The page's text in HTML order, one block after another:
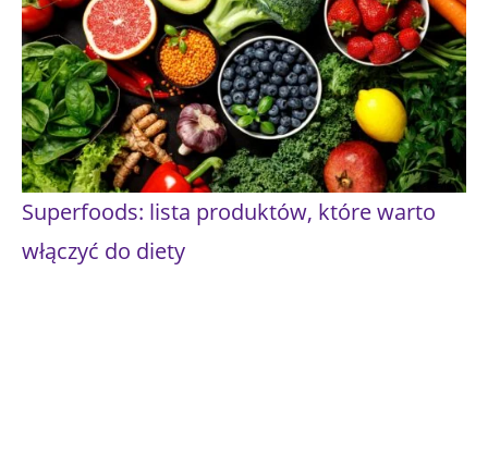
Superfoods: lista produktów, które warto
włączyć do diety